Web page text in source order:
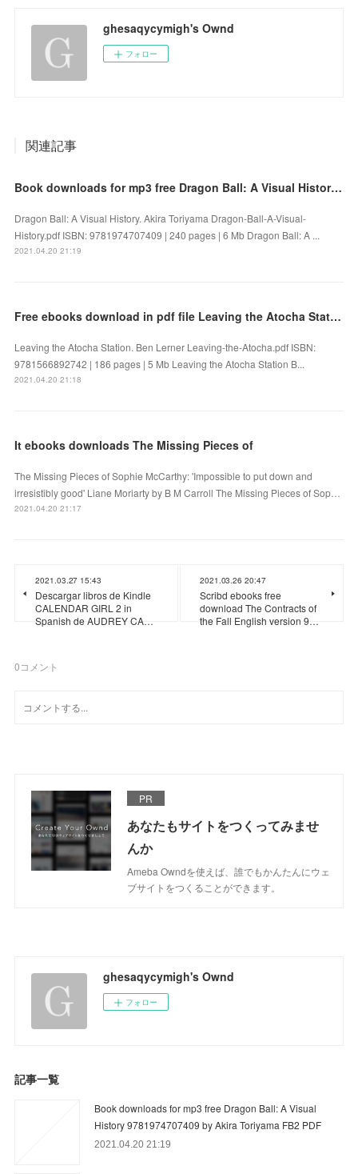
ghesaqycymigh's Ownd
フォロー
関連記事
Book downloads for mp3 free Dragon Ball: A Visual History 9781974707409 by Akira Toriyama FB2 PDF
Dragon Ball: A Visual History. Akira Toriyama Dragon-Ball-A-Visual-
History.pdf ISBN: 9781974707409 | 240 pages | 6 Mb Dragon Ball: A ...
2021.04.20 21:19
Free ebooks download in pdf file Leaving the Atocha Station
Leaving the Atocha Station. Ben Lerner Leaving-the-Atocha.pdf ISBN:
9781566892742 | 186 pages | 5 Mb Leaving the Atocha Station B...
2021.04.20 21:18
It ebooks downloads The Missing Pieces of
The Missing Pieces of Sophie McCarthy: 'Impossible to put down and
irresistibly good' Liane Moriarty by B M Carroll The Missing Pieces of Sop…
2021.04.20 21:17
2021.03.27 15:43
Descargar libros de Kindle
CALENDAR GIRL 2 in
Spanish de AUDREY CA…
2021.03.26 20:47
Scribd ebooks free
download The Contracts of
the Fall English version 9…
0コメント
PR
あなたもサイトをつくってみませ
んか
Ameba Owndを使えば、誰でもかんたんにウェ
ブサイトをつくることができます。
ghesaqycymigh's Ownd
フォロー
記事一覧
Book downloads for mp3 free Dragon Ball: A Visual
History 9781974707409 by Akira Toriyama FB2 PDF
2021.04.20 21:19